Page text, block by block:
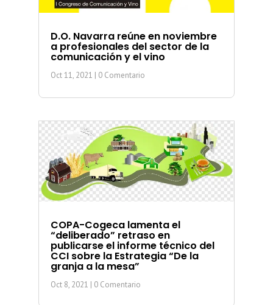
D.O. Navarra reúne en noviembre
a profesionales del sector de la
comunicación y el vino
Oct 11, 2021 | 0 Comentario
COPA-Cogeca lamenta el
“deliberado” retraso en
publicarse el informe técnico del
CCI sobre la Estrategia “De la
granja a la mesa”
Oct 8, 2021 | 0 Comentario